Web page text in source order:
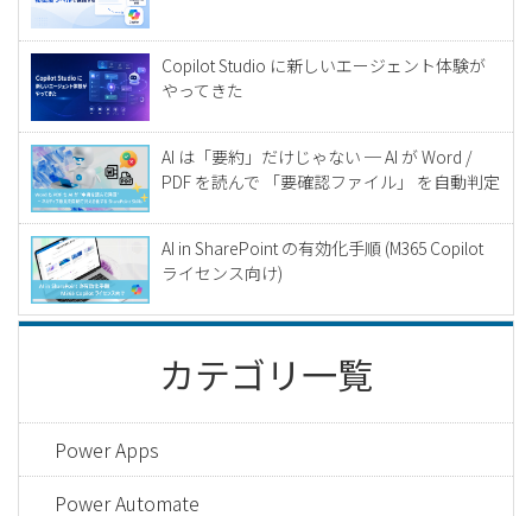
Copilot Studio に新しいエージェント体験が
やってきた
AI は「要約」だけじゃない ─ AI が Word /
PDF を読んで 「要確認ファイル」 を自動判定
AI in SharePoint の有効化手順 (M365 Copilot
ライセンス向け)
カテゴリ一覧
Power Apps
Power Automate